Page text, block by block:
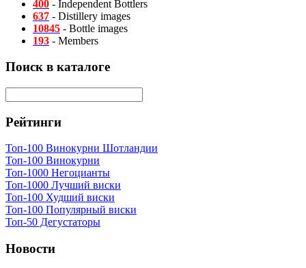
400 - Independent Bottlers
637 - Distillery images
10845 - Bottle images
193 - Members
Поиск в каталоге
Рейтинги
Топ-100 Винокурни Шотландии
Топ-100 Винокурни
Топ-1000 Негоцианты
Топ-1000 Лучший виски
Топ-100 Худший виски
Топ-100 Популярный виски
Топ-50 Дегустаторы
Новости